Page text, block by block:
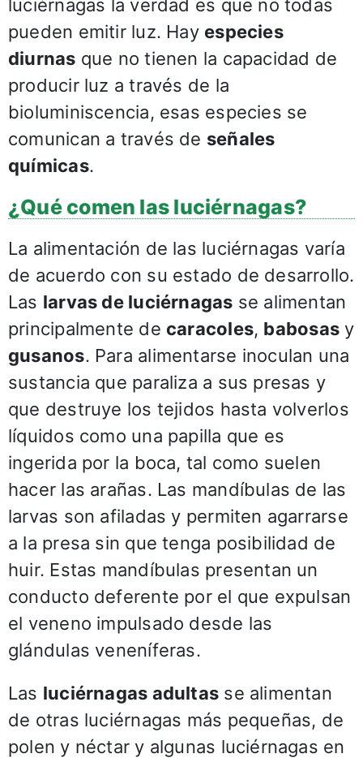
luciérnagas la verdad es que no todas
pueden emitir luz. Hay especies
diurnas que no tienen la capacidad de
producir luz a través de la
bioluminiscencia, esas especies se
comunican a través de señales
químicas.
¿Qué comen las luciérnagas?
La alimentación de las luciérnagas varía
de acuerdo con su estado de desarrollo.
Las larvas de luciérnagas se alimentan
principalmente de caracoles, babosasy
gusanos. Para alimentarse inoculan una
sustancia que paraliza a sus presas y
que destruye los tejidos hasta volverlos
líquidos como una papilla que es
ingerida por la boca, tal como suelen
hacer las arañas. Las mandíbulas de las
larvas son afiladas y permiten agarrarse
a la presa sin que tenga posibilidad de
huir. Estas mandíbulas presentan un
conducto deferente por el que expulsan
el veneno impulsado desde las
glándulas veneníferas.
Las luciérnagas adultas se alimentan
de otras luciérnagas más pequeñas, de
polen y néctar y algunas luciérnagas en